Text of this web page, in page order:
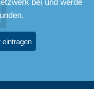
bei und werde
eintragen